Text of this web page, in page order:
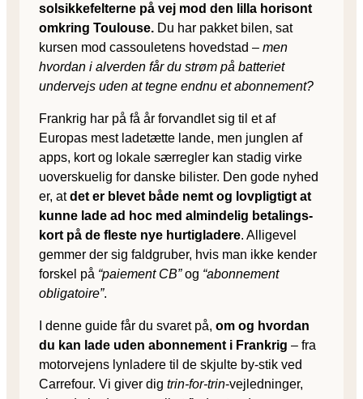
solsikkefelterne på vej mod den lilla horisont
omkring Toulouse. Du har pakket bilen, sat
kursen mod cassouletens hovedstad – men
hvordan i alverden får du strøm på batteriet
undervejs uden at tegne endnu et abonnement?
Frankrig har på få år forvandlet sig til et af
Europas mest ladetætte lande, men junglen af
apps, kort og lokale særregler kan stadig virke
uoverskuelig for danske bilister. Den gode nyhed
er, atdet er blevet både nemt og lovpligtigt at
kunne lade ad hoc med almindelig betalings­
kort på de fleste nye hurtigladere. Alligevel
gemmer der sig faldgruber, hvis man ikke kender
forskel på “paiement CB”og “abonnement
obligatoire”.
I denne guide får du svaret på, om og hvordan
du kan lade uden abonnement i Frankrig – fra
motorvejens lynladere til de skjulte by-stik ved
Carrefour. Vi giver dig trin-for-trin-vejledninger,